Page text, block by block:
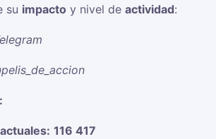
su impacto y nivel de actividad:
116 417